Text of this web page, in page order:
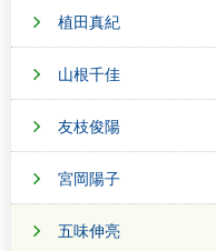
植田真紀
山根千佳
友枝俊陽
宮岡陽子
五味伸亮